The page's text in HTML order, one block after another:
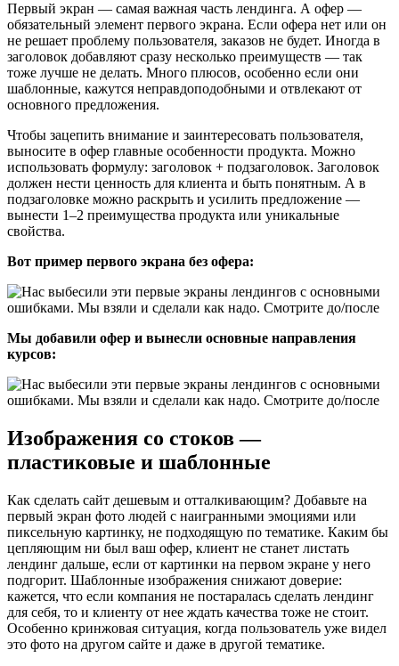
Первый экран — самая важная часть лендинга. А офер —
обязательный элемент первого экрана. Если офера нет или он
не решает проблему пользователя, заказов не будет. Иногда в
заголовок добавляют сразу несколько преимуществ — так
тоже лучше не делать. Много плюсов, особенно если они
шаблонные, кажутся неправдоподобными и отвлекают от
основного предложения.
Чтобы зацепить внимание и заинтересовать пользователя,
выносите в офер главные особенности продукта. Можно
использовать формулу: заголовок + подзаголовок. Заголовок
должен нести ценность для клиента и быть понятным. А в
подзаголовке можно раскрыть и усилить предложение —
вынести 1–2 преимущества продукта или уникальные
свойства.
Вот пример первого экрана без офера:
Мы добавили офер и вынесли основные направления
курсов:
Изображения со стоков —
пластиковые и шаблонные
Как сделать сайт дешевым и отталкивающим? Добавьте на
первый экран фото людей с наигранными эмоциями или
пиксельную картинку, не подходящую по тематике. Каким бы
цепляющим ни был ваш офер, клиент не станет листать
лендинг дальше, если от картинки на первом экране у него
подгорит. Шаблонные изображения снижают доверие:
кажется, что если компания не постаралась сделать лендинг
для себя, то и клиенту от нее ждать качества тоже не стоит.
Особенно кринжовая ситуация, когда пользователь уже видел
это фото на другом сайте и даже в другой тематике.